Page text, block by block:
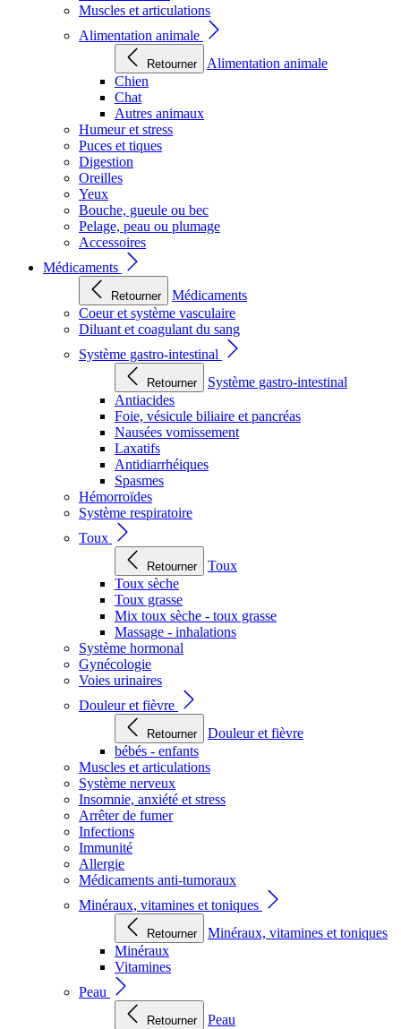
Muscles et articulations
Alimentation animale
Retourner
Alimentation animale
Chien
Chat
Autres animaux
Humeur et stress
Puces et tiques
Digestion
Oreilles
Yeux
Bouche, gueule ou bec
Pelage, peau ou plumage
Accessoires
Médicaments
Retourner
Médicaments
Coeur et système vasculaire
Diluant et coagulant du sang
Système gastro-intestinal
Retourner
Système gastro-intestinal
Antiacides
Foie, vésicule biliaire et pancréas
Nausées vomissement
Laxatifs
Antidiarrhéiques
Spasmes
Hémorroïdes
Système respiratoire
Toux
Retourner
Toux
Toux sèche
Toux grasse
Mix toux sèche - toux grasse
Massage - inhalations
Système hormonal
Gynécologie
Voies urinaires
Douleur et fièvre
Retourner
Douleur et fièvre
bébés - enfants
Muscles et articulations
Système nerveux
Insomnie, anxiété et stress
Arrêter de fumer
Infections
Immunité
Allergie
Médicaments anti-tumoraux
Minéraux, vitamines et toniques
Retourner
Minéraux, vitamines et toniques
Minéraux
Vitamines
Peau
Retourner
Peau